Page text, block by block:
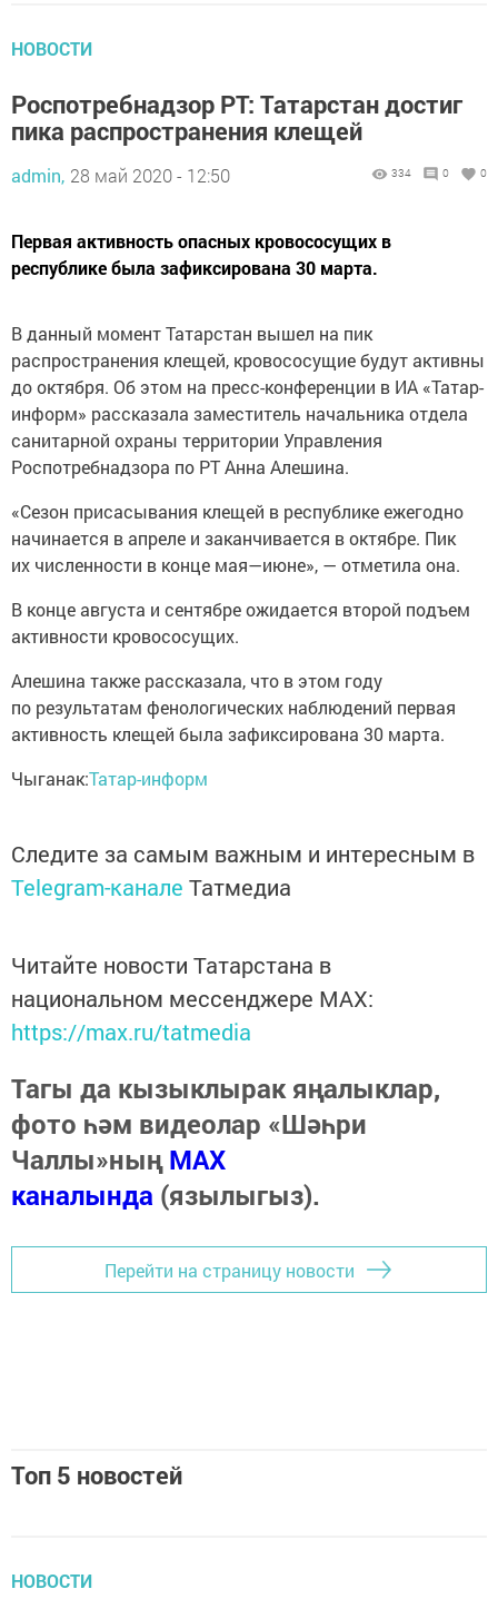
НОВОСТИ
Роспотребнадзор РТ: Татарстан достиг
пика распространения клещей
admin, 28 май 2020 - 12:50 334 0 0
Первая активность опасных кровососущих в
республике была зафиксирована 30 марта.
В данный момент Татарстан вышел на пик
распространения клещей, кровососущие будут активны
до октября. Об этом на пресс-конференции в ИА «Татар-
информ» рассказала заместитель начальника отдела
санитарной охраны территории Управления
Роспотребнадзора по РТ Анна Алешина.
«Сезон присасывания клещей в республике ежегодно
начинается в апреле и заканчивается в октябре. Пик
их численности в конце мая—июне», — отметила она.
В конце августа и сентябре ожидается второй подъем
активности кровососущих.
Алешина также рассказала, что в этом году
по результатам фенологических наблюдений первая
активность клещей была зафиксирована 30 марта.
Чыганак:Татар-информ
Следите за самым важным и интересным в
Telegram-канале Татмедиа
Читайте новости Татарстана в
национальном мессенджере MАХ:
https://max.ru/tatmedia
Тагы да кызыклырак яңалыклар,
фото һәм видеолар «Шәһри
Чаллы»ныңMAX
каналында (язылыгыз).
Перейти на страницу новости
Топ 5 новостей
НОВОСТИ